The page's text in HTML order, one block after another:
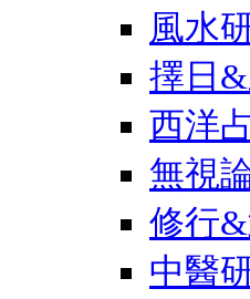
風水
擇日
西洋
無視
修行
中醫